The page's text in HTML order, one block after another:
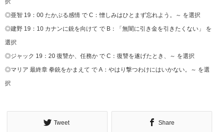
択
◎亜智 19：00 たかぶる感情 で C：憎しみはひとまず忘れよう。～ を選択
◎建野 19：10 カナンに銃を向けて で B：「無闇に引き金を引きたくない」 を
選択
◎ジャック 19：20 復讐か、任務か で C：復讐を遂げたとき、～ を選択
◎マリア 最終章 拳銃をかまえて で A：やはり撃つわけにはいかない。～ を選
択
Tweet Share